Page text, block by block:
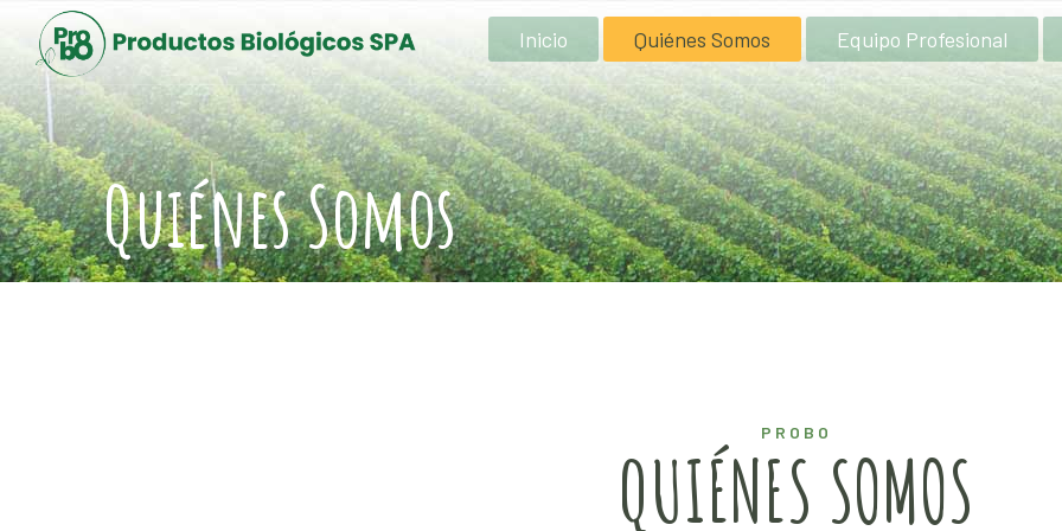
Inicio Quiénes Somos Equipo Profesional
Quiénes Somos
PROBO
QUIÉNES SOMOS